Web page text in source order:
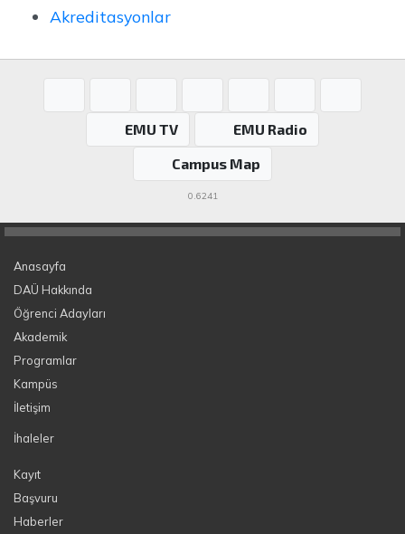
Akreditasyonlar
EMU TV
EMU Radio
Campus Map
0.6241
Anasayfa
DAÜ Hakkında
Öğrenci Adayları
Akademik
Programlar
Kampüs
İletişim
İhaleler
Kayıt
Başvuru
Haberler